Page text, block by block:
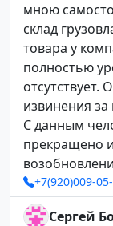
мною
склад
товара у
полностью
извинения
С данным
прекращено
+7(920)009-
Сергей